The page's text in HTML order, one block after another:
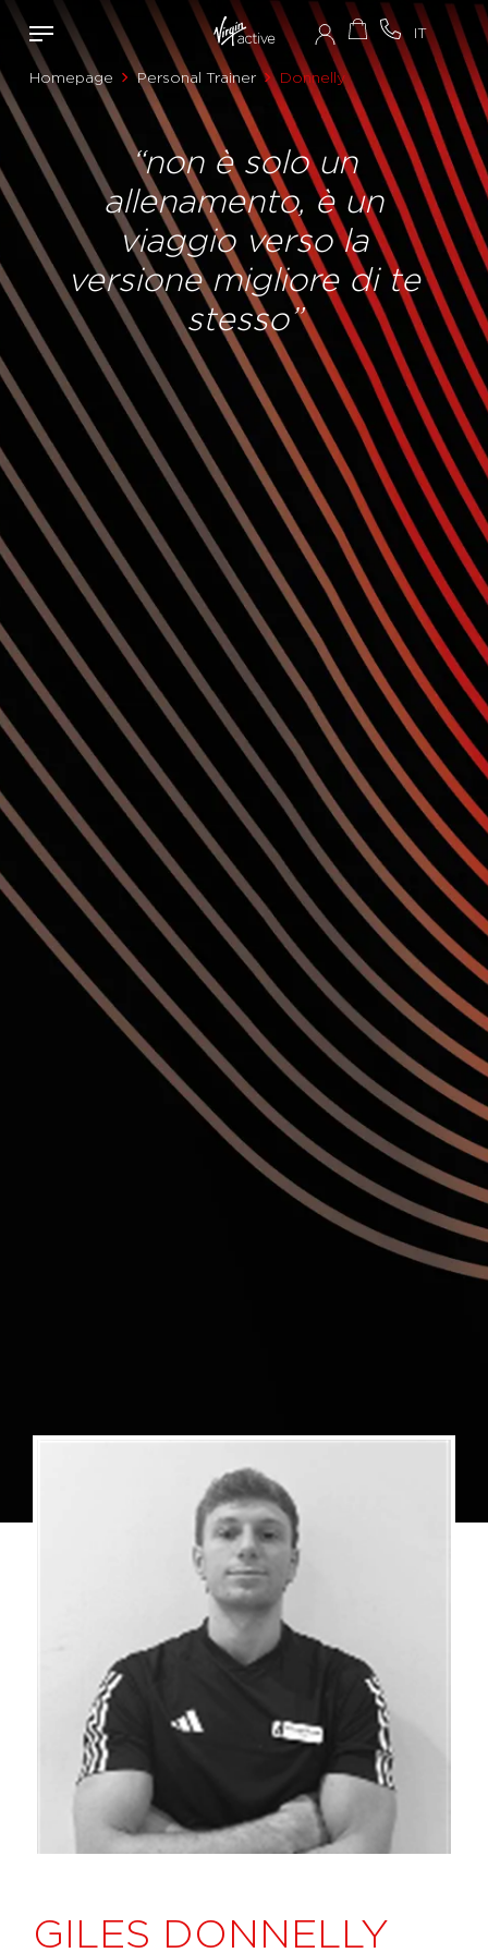
Homepage Personal Trainer Donnelly
“non è solo un
allenamento, è un
viaggio verso la
versione migliore di te
stesso”
GILES DONNELLY